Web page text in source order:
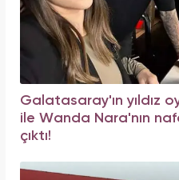
Galatasaray'ın yıldız
ile Wanda Nara'nın
çıktı!